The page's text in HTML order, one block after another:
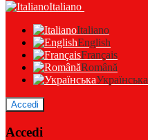
Italiano
Italiano
English
Français
Română
Українська
Accedi
Accedi